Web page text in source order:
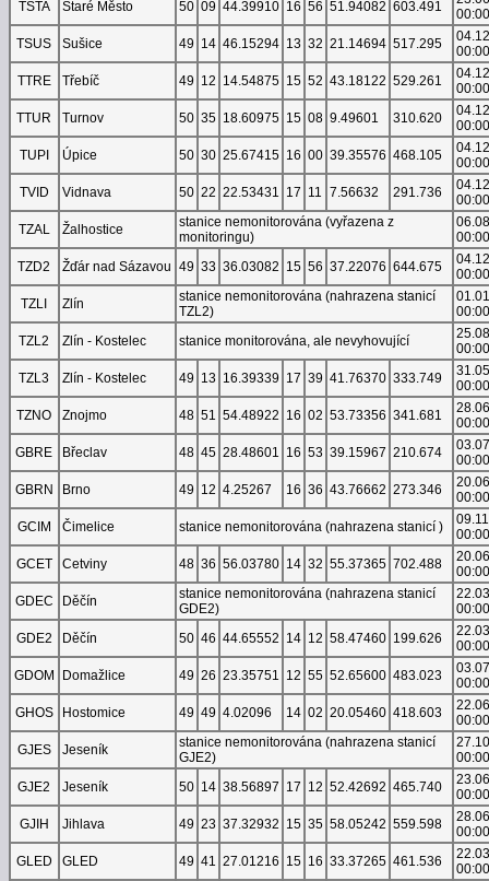
TSTA
Staré Město 50 09 44.39910 16 56 51.94082 603.491
00:00
TSUS
Sušice 49 14 46.15294 13 32 21.14694 517.295
00:00
TTRE
Třebíč 49 12 14.54875 15 52 43.18122 529.261
00:00
TTUR
Turnov 50 35 18.60975 15 08 9.49601 310.620
00:00
TUPI
Úpice 50 30 25.67415 16 00 39.35576 468.105
00:00
TVID
Vidnava 50 22 22.53431 17 11 7.56632 291.736
00:00
TZAL
Žalhostice
stanice nemonitorována (vyřazena z
monitoringu)
00:00
TZD2
Žďár nad Sázavou 49 33 36.03082 15 56 37.22076 644.675
00:00
TZLI
Zlín
stanice nemonitorována (nahrazena stanicí
TZL2)
00:00
TZL2
Zlín - Kostelec stanice monitorována, ale nevyhovující
00:00
TZL3
Zlín - Kostelec 49 13 16.39339 17 39 41.76370 333.749
00:00
TZNO
Znojmo 48 51 54.48922 16 02 53.73356 341.681
00:00
GBRE
Břeclav 48 45 28.48601 16 53 39.15967 210.674
00:00
GBRN
Brno 49 12 4.25267 16 36 43.76662 273.346
00:00
GCIM
Čimelice stanice nemonitorována (nahrazena stanicí )
00:00
GCET
Cetviny 48 36 56.03780 14 32 55.37365 702.488
00:00
GDEC
Děčín
stanice nemonitorována (nahrazena stanicí
GDE2)
00:00
GDE2
Děčín 50 46 44.65552 14 12 58.47460 199.626
00:00
GDOM
Domažlice 49 26 23.35751 12 55 52.65600 483.023
00:00
GHOS
Hostomice 49 49 4.02096 14 02 20.05460 418.603
00:00
GJES
Jeseník
stanice nemonitorována (nahrazena stanicí
GJE2)
00:00
GJE2
Jeseník 50 14 38.56897 17 12 52.42692 465.740
00:00
GJIH
Jihlava 49 23 37.32932 15 35 58.05242 559.598
00:00
GLED
GLED 49 41 27.01216 15 16 33.37265 461.536
00:00